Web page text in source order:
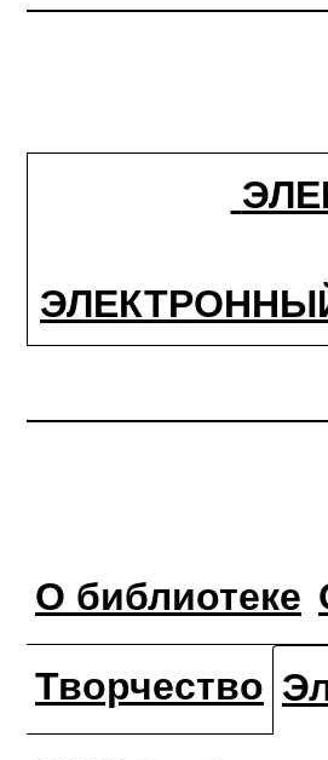
О библиотеке
Творчество